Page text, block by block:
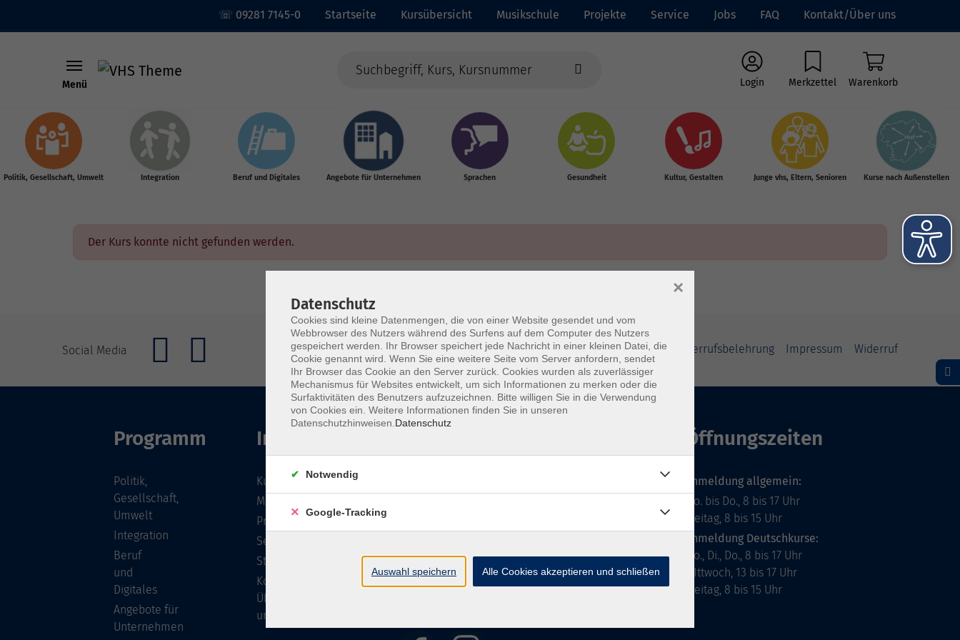
Skip to main content
☏ 09281 7145-0 Startseite Kursübersicht Musikschule Projekte Service Jobs FAQ Kontakt/Über uns
Menü Login Merkzettel Warenkorb
Politik, Gesellschaft, Umwelt Integration Beruf und Digitales Angebote für Unternehmen Sprachen Gesundheit Kultur, Gestalten Junge vhs, Eltern, Senioren Kurse nach Außenstellen
Der Kurs konnte nicht gefunden werden.
Social Media AGB Datenschutzerklärung Barrierefreiheitserklärung Widerrufsbelehrung Impressum Widerruf
Programm
Politik,
Gesellschaft,
Umwelt
Integration
Beruf
und
Digitales
Angebote für
Unternehmen
Inhalte
Kursübersicht
Musikschule
Projekte
Service
Stellenangebote
Kontakt/
Über
uns
95028 Hof
Telefon: 09281 7145-0
Öffnungszeiten
Anmeldung allgemein:
Mo. bis Do., 8 bis 17 Uhr
Freitag, 8 bis 15 Uhr
Anmeldung Deutschkurse:
Mo., Di., Do., 8 bis 17 Uhr
MIttwoch, 13 bis 17 Uhr
Freitag, 8 bis 15 Uhr
Datenschutz
Cookies sind kleine Datenmengen, die von einer Website gesendet und vom
Webbrowser des Nutzers während des Surfens auf dem Computer des Nutzers
gespeichert werden. Ihr Browser speichert jede Nachricht in einer kleinen Datei, die
Cookie genannt wird. Wenn Sie eine weitere Seite vom Server anfordern, sendet
Ihr Browser das Cookie an den Server zurück. Cookies wurden als zuverlässiger
Mechanismus für Websites entwickelt, um sich Informationen zu merken oder die
Surfaktivitäten des Benutzers aufzuzeichnen. Bitte willigen Sie in die Verwendung
von Cookies ein. Weitere Informationen finden Sie in unseren
Datenschutzhinweisen. Datenschutz
×
Notwendig
Google-Tracking
Auswahl speichern Alle Cookies akzeptieren und schließen